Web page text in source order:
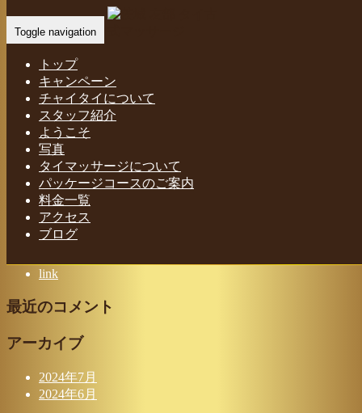
Toggle navigation
トップ
キャンペーン
チャイタイについて
スタッフ紹介
ようこそ
写真
タイマッサージについて
パッケージコースのご案内
料金一覧
アクセス
ブログ
タイの伝統が息づく古式マッサージを、気軽に体感してみま
せんか
最近の投稿
link
最近のコメント
アーカイブ
2024年7月
2024年6月